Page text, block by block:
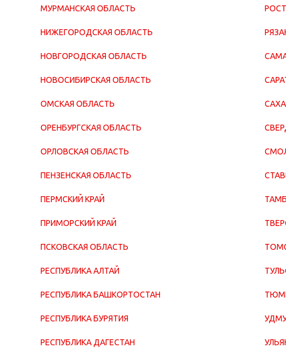
МУРМАНСКАЯ ОБЛАСТЬ
НИЖЕГОРОДСКАЯ ОБЛАСТЬ
НОВГОРОДСКАЯ ОБЛАСТЬ
НОВОСИБИРСКАЯ ОБЛАСТЬ
ОМСКАЯ ОБЛАСТЬ
ОРЕНБУРГСКАЯ ОБЛАСТЬ
ОРЛОВСКАЯ ОБЛАСТЬ
ПЕНЗЕНСКАЯ ОБЛАСТЬ
ПЕРМСКИЙ КРАЙ
ПРИМОРСКИЙ КРАЙ
ПСКОВСКАЯ ОБЛАСТЬ
РЕСПУБЛИКА АЛТАЙ
РЕСПУБЛИКА БАШКОРТОСТАН
РЕСПУБЛИКА БУРЯТИЯ
РЕСПУБЛИКА ДАГЕСТАН